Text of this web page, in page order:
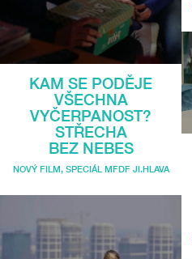
KAM SE PODĚJE
VŠECHNA
VYČERPANOST?
STŘECHA
BEZ NEBES
NOVÝ FILM, SPECIÁL MFDF JI.HLAVA